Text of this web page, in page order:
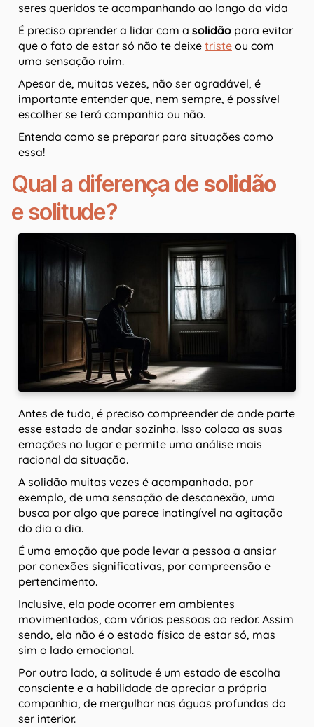
seres queridos te acompanhando ao longo da vida
É preciso aprender a lidar com a solidão para evitar
que o fato de estar só não te deixe triste ou com
uma sensação ruim.
Apesar de, muitas vezes, não ser agradável, é
importante entender que, nem sempre, é possível
escolher se terá companhia ou não.
Entenda como se preparar para situações como
essa!
Qual a diferença desolidão
e solitude?
Antes de tudo, é preciso compreender de onde parte
esse estado de andar sozinho. Isso coloca as suas
emoções no lugar e permite uma análise mais
racional da situação.
A solidão muitas vezes é acompanhada, por
exemplo, de uma sensação de desconexão, uma
busca por algo que parece inatingível na agitação
do dia a dia.
É uma emoção que pode levar a pessoa a ansiar
por conexões significativas, por compreensão e
pertencimento.
Inclusive, ela pode ocorrer em ambientes
movimentados, com várias pessoas ao redor. Assim
sendo, ela não é o estado físico de estar só, mas
sim o lado emocional.
Por outro lado, a solitude é um estado de escolha
consciente e a habilidade de apreciar a própria
companhia, de mergulhar nas águas profundas do
ser interior.